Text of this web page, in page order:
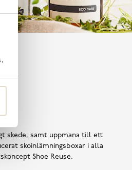
skede, samt uppmana till ett
skoinlämningsboxar i alla
Shoe Reuse.